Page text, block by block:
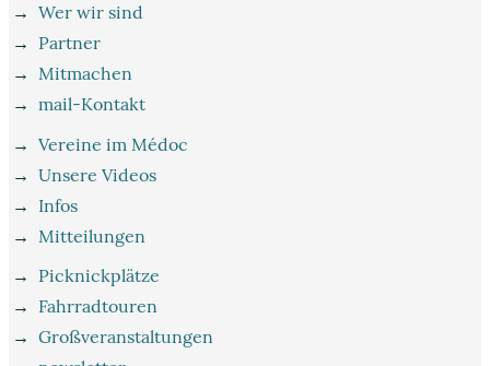
→Wer wir sind
→ Partner
→Mitmachen
→mail-Kontakt
→Vereine im Médoc
→Unsere Videos
→ Infos
→ Mitteilungen
→ Picknickplätze
→ Fahrradtouren
→Großveranstaltungen